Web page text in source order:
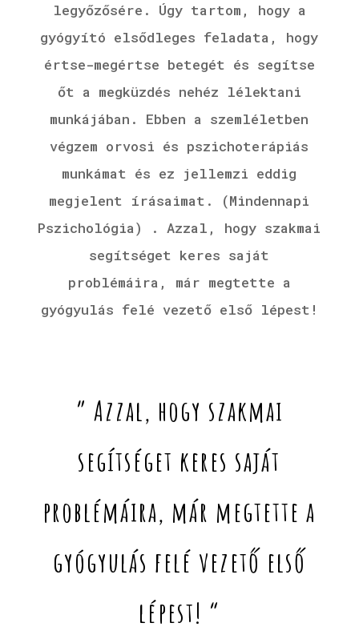
legyőzősére. Úgy tartom, hogy a
gyógyító elsődleges feladata, hogy
értse-megértse betegét és segítse
őt a megküzdés nehéz lélektani
munkájában. Ebben a szemléletben
végzem orvosi és pszichoterápiás
munkámat és ez jellemzi eddig
megjelent írásaimat. (Mindennapi
Pszichológia) . Azzal, hogy szakmai
segítséget keres saját
problémáira, már megtette a
gyógyulás felé vezető első lépest!
” Azzal, hogy szakmai
segítséget keres saját
problémáira, már megtette a
gyógyulás felé vezető első
lépest! “